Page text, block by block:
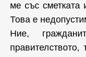
ме със
Това е
Ние,